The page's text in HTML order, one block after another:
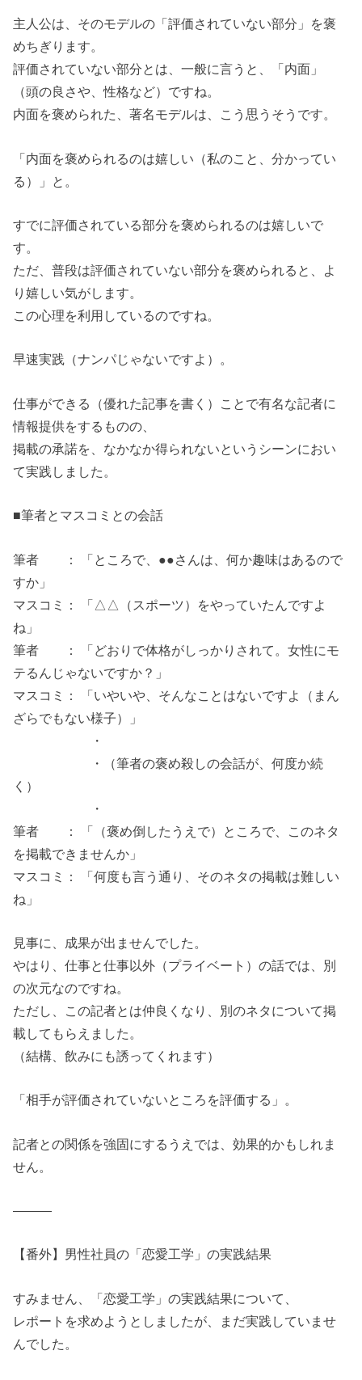
主人公は、そのモデルの「評価されていない部分」を褒
めちぎります。
評価されていない部分とは、一般に言うと、「内面」
（頭の良さや、性格など）ですね。
内面を褒められた、著名モデルは、こう思うそうです。
「内面を褒められるのは嬉しい（私のこと、分かってい
る）」と。
すでに評価されている部分を褒められるのは嬉しいで
す。
ただ、普段は評価されていない部分を褒められると、よ
り嬉しい気がします。
この心理を利用しているのですね。
早速実践（ナンパじゃないですよ）。
仕事ができる（優れた記事を書く）ことで有名な記者に
情報提供をするものの、
掲載の承諾を、なかなか得られないというシーンにおい
て実践しました。
■筆者とマスコミとの会話
筆者 ： 「ところで、●●さんは、何か趣味はあるので
すか」
マスコミ： 「△△（スポーツ）をやっていたんですよ
ね」
筆者 ： 「どおりで体格がしっかりされて。女性にモ
テるんじゃないですか？」
マスコミ： 「いやいや、そんなことはないですよ（まん
ざらでもない様子）」
・
・（筆者の褒め殺しの会話が、何度か続
く）
・
筆者 ： 「（褒め倒したうえで）ところで、このネタ
を掲載できませんか」
マスコミ： 「何度も言う通り、そのネタの掲載は難しい
ね」
見事に、成果が出ませんでした。
やはり、仕事と仕事以外（プライベート）の話では、別
の次元なのですね。
ただし、この記者とは仲良くなり、別のネタについて掲
載してもらえました。
（結構、飲みにも誘ってくれます）
「相手が評価されていないところを評価する」。
記者との関係を強固にするうえでは、効果的かもしれま
せん。
―――
【番外】男性社員の「恋愛工学」の実践結果
すみません、「恋愛工学」の実践結果について、
レポートを求めようとしましたが、まだ実践していませ
んでした。